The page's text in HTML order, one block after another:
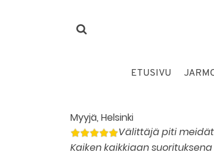
ETUSIVU
Myyjä, Helsinki
Välittäjä piti
Kaiken kaikkiaan